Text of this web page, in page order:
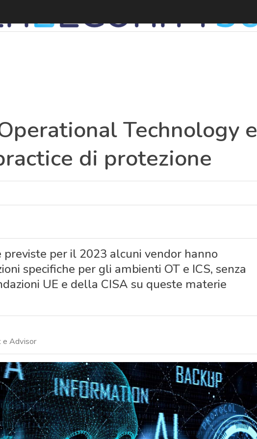
Technology e
di protezione
per il 2023 alcuni vendor hanno
specifiche per gli ambienti OT e ICS, senza
UE e della CISA su queste materie
e Advisor